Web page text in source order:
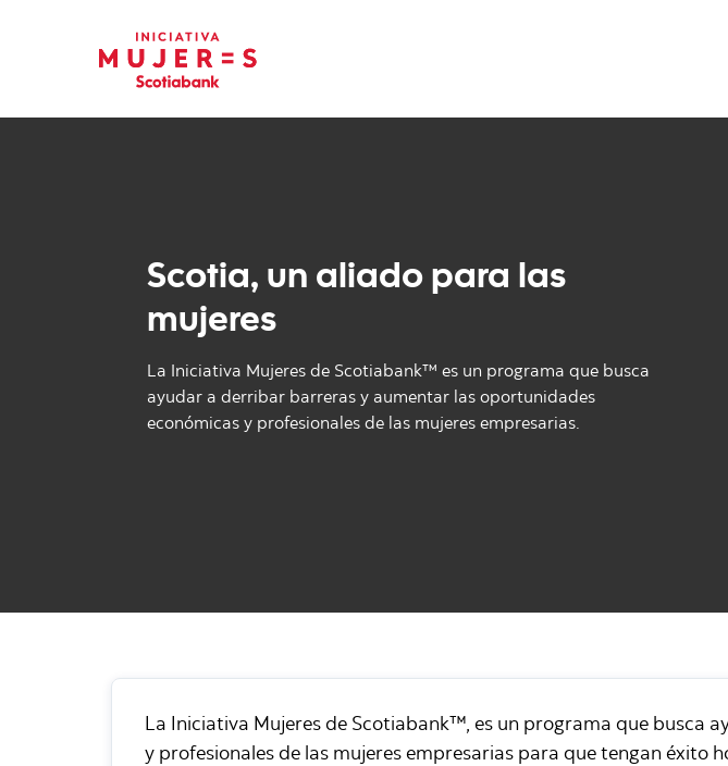
Scotia, un aliado para las
mujeres
La Iniciativa Mujeres de Scotiabank™ es un programa que busca
ayudar a derribar barreras y aumentar las oportunidades
económicas y profesionales de las mujeres empresarias.
La Iniciativa Mujeres de Scotiabank™, es un programa que busca
y profesionales de las mujeres empresarias para que tengan éxito